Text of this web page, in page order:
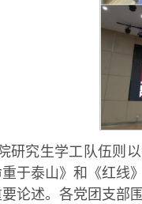
研究生学工队伍则
于泰山》和《红线
论述。各党团支部